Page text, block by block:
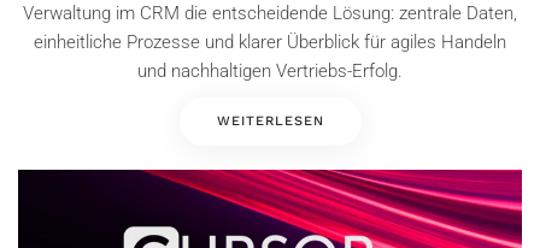
Verwaltung im CRM die entscheidende Lösung: zentrale Daten,
einheitliche Prozesse und klarer Überblick für agiles Handeln
und nachhaltigen Vertriebs-Erfolg.
WEITERLESEN